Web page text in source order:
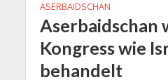
ASERBAIDSCHAN
Aserbaidschan
Kongress wie
behandelt